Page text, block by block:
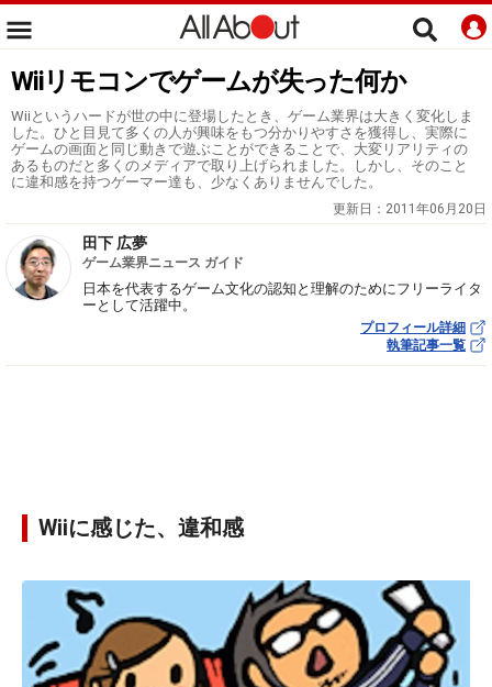
Wiiリモコンでゲームが失った何か
Wiiというハードが世の中に登場したとき、ゲーム業界は大きく変化しま
した。ひと目見て多くの人が興味をもつ分かりやすさを獲得し、実際に
ゲームの画面と同じ動きで遊ぶことができることで、大変リアリティの
あるものだと多くのメディアで取り上げられました。しかし、そのこと
に違和感を持つゲーマー達も、少なくありませんでした。
更新日： 2011年06月20日
田下 広夢
ゲーム業界ニュース ガイド
日本を代表するゲーム文化の認知と理解のためにフリーライタ
ーとして活躍中。
プロフィール詳細
執筆記事一覧
Wiiに感じた、違和感